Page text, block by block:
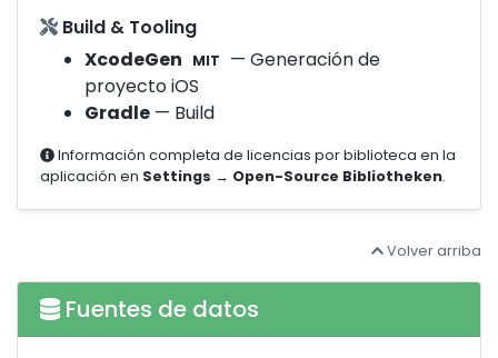
Build & Tooling
XcodeGen
MIT
— Generación de
proyecto iOS
Gradle — Build
Información completa de licencias por biblioteca en la
aplicación en Settings → Open-Source Bibliotheken.
Volver arriba
Fuentes de datos